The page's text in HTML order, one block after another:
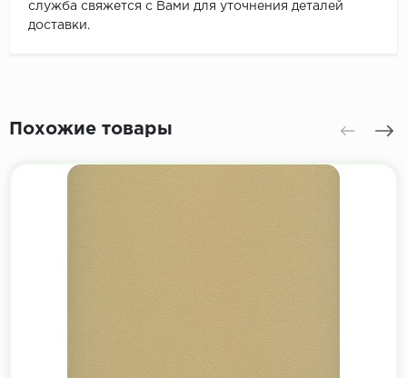
служба свяжется с Вами для уточнения деталей
доставки.
Похожие товары